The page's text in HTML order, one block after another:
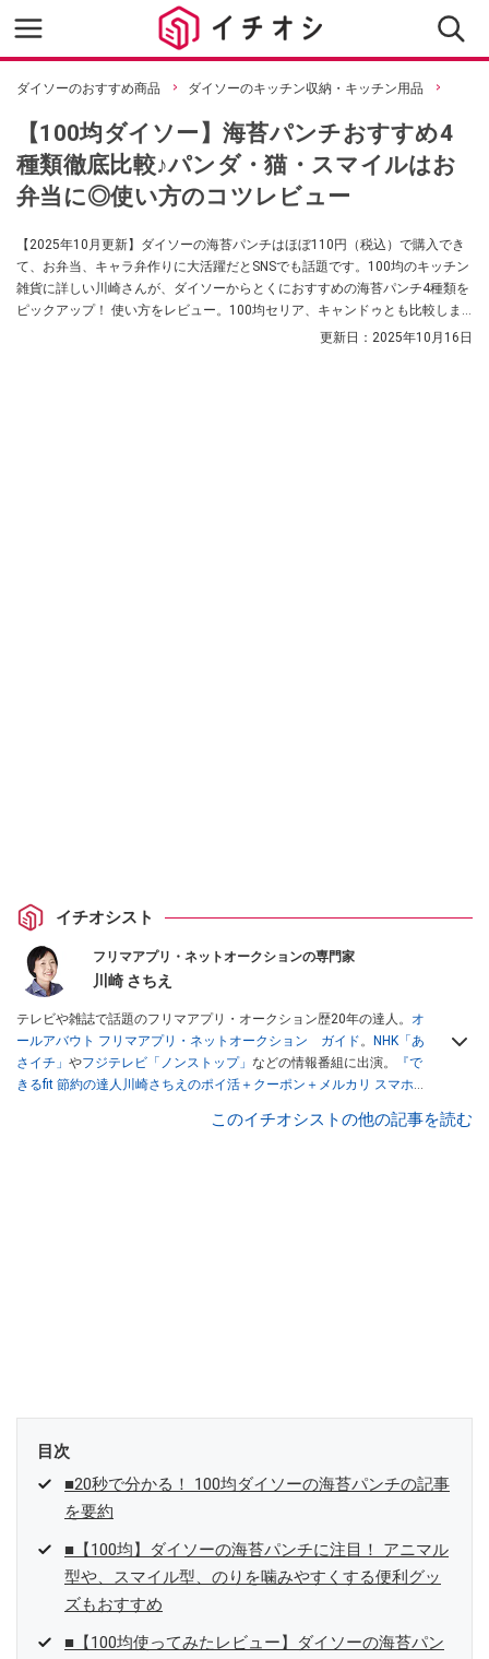
ダイソーのおすすめ商品 ダイソーのキッチン収納・キッチン用品
【100均ダイソー】海苔パンチおすすめ4
種類徹底比較♪パンダ・猫・スマイルはお
弁当に◎使い方のコツレビュー
【2025年10月更新】ダイソーの海苔パンチはほぼ110円（税込）で購入でき
て、お弁当、キャラ弁作りに大活躍だとSNSでも話題です。100均のキッチン
雑貨に詳しい川崎さんが、ダイソーからとくにおすすめの海苔パンチ4種類を
ピックアップ！ 使い方をレビュー。100均セリア、キャンドゥとも比較しま
更新日： 2025年10月16日
イチオシスト
フリマアプリ・ネットオークションの専門家
川崎 さちえ
テレビや雑誌で話題のフリマアプリ・オークション歴20年の達人。 オ
ールアバウト フリマアプリ・ネットオークション ガイド。
NHK「あ
さイチ」 やフジテレビ「ノンストップ」 などの情報番組に出演。
『で
きるfit 節約の達人川崎さちえのポイ活＋クーポン＋メルカリ スマホで
スマホ1つでスキマ時間に効率的に稼ぐ！』（翔泳社刊） ほか著書多
このイチオシストの他の記事を読む
目次
■20秒で分かる！ 100均ダイソーの海苔パンチの記事
を要約
■【100均】ダイソーの海苔パンチに注目！ アニマル
型や、スマイル型、のりを噛みやすくする便利グッ
ズもおすすめ
■【100均使ってみたレビュー】ダイソーの海苔パン